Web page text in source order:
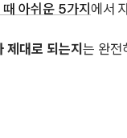
아쉬운 5가지 에서
제대로 되는지 는 완전